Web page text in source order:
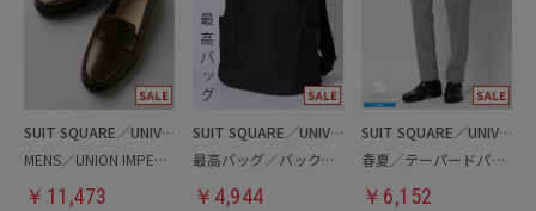
SUIT SQUARE／UNIVERSAL LANGUAGE
MENS／UNION IMPERIAL監修／コインローファー
￥ 11,473
SUIT SQUARE／UNIVERSAL LANGUAGE
最高バッグ／バックパック
￥ 4,944
SUIT SQUARE／UNIVERSAL LANGUAGE
春夏／テーパードパンツ
￥ 6,152